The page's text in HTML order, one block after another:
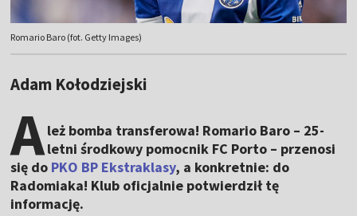
Romario Baro (fot. Getty Images)
Adam Kołodziejski
Ależ bomba transferowa! Romario Baro – 25-
letni środkowy pomocnik FC Porto – przenosi
się do PKO BP Ekstraklasy, a konkretnie: do
Radomiaka! Klub oficjalnie potwierdził tę
informację.